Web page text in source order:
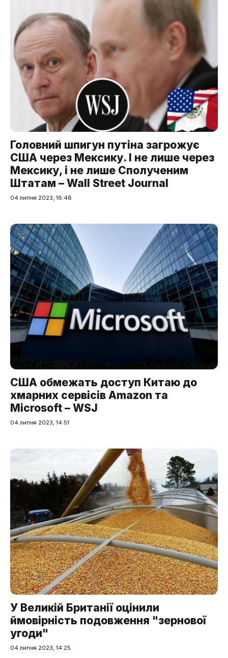
Головний шпигун путіна загрожує
США через Мексику. І не лише через
Мексику, і не лише Сполученим
Штатам – Wall Street Journal
04 липня 2023, 16:48
США обмежать доступ Китаю до
хмарних сервісів Amazon та
Microsoft – WSJ
04 липня 2023, 14:51
У Великій Британії оцінили
ймовірність подовження "зернової
угоди"
04 липня 2023, 14:25